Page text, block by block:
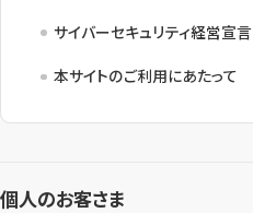
サイバーセキュリティ経営宣言
本サイトのご利用にあたって
個人のお客さま